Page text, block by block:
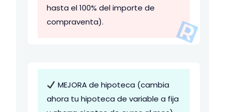
hasta el 100% del importe de
compraventa).
MEJORA de hipoteca (cambia
ahora tu hipoteca de variable a fija